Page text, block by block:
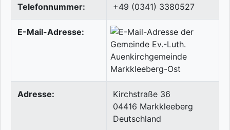
Telefonnummer: +49 (0341) 3380527
E-Mail-Adresse:
Adresse:
Kirchstraße 36
04416 Markkleeberg
Deutschland